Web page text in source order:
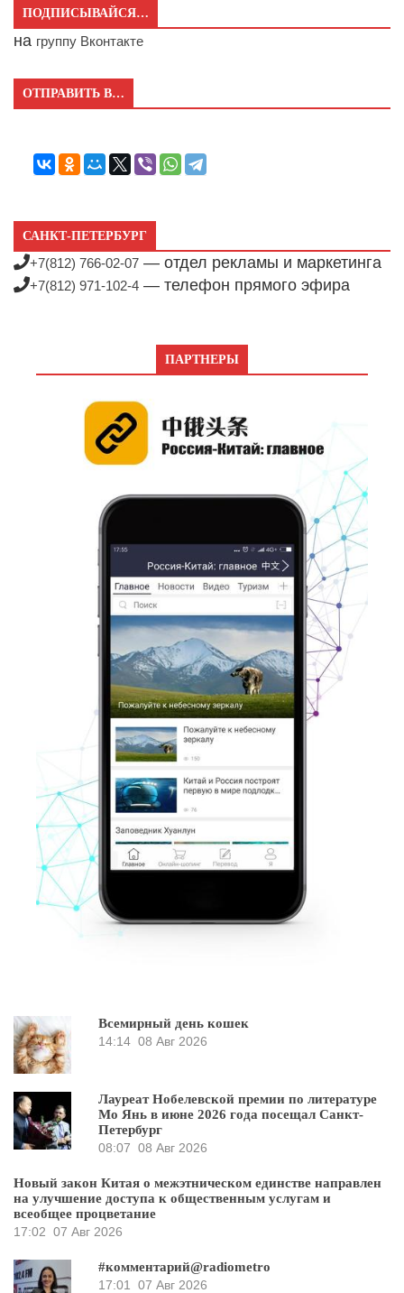
ПОДПИСЫВАЙСЯ…
на группу Вконтакте
ОТПРАВИТЬ В…
САНКТ-ПЕТЕРБУРГ
+7(812) 766-02-07 — отдел рекламы и маркетинга
+7(812) 971-102-4 — телефон прямого эфира
ПАРТНЕРЫ
Всемирный день кошек
14:14 08 Авг 2026
Лауреат Нобелевской премии по литературе
Мо Янь в июне 2026 года посещал Санкт-
Петербург
08:07 08 Авг 2026
Новый закон Китая о межэтническом единстве направлен
на улучшение доступа к общественным услугам и
всеобщее процветание
17:02 07 Авг 2026
#комментарий@radiometro
17:01
07 Авг 2026